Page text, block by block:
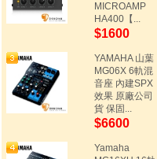
MICROAMP
HA400【...
$1600
YAMAHA 山葉
MG06X 6軌混
音座 內建SPX
效果 原廠公司
貨 保固...
$6600
Yamaha